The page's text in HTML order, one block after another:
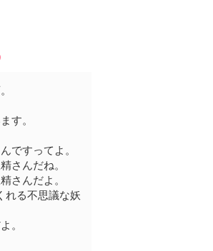
す。
ですってよ。
さんだね。
さんだよ。
る不思議な妖
。